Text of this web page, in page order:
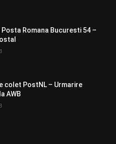
Romana Bucuresti 54 –
colet PostNL – Urmarire
AWB